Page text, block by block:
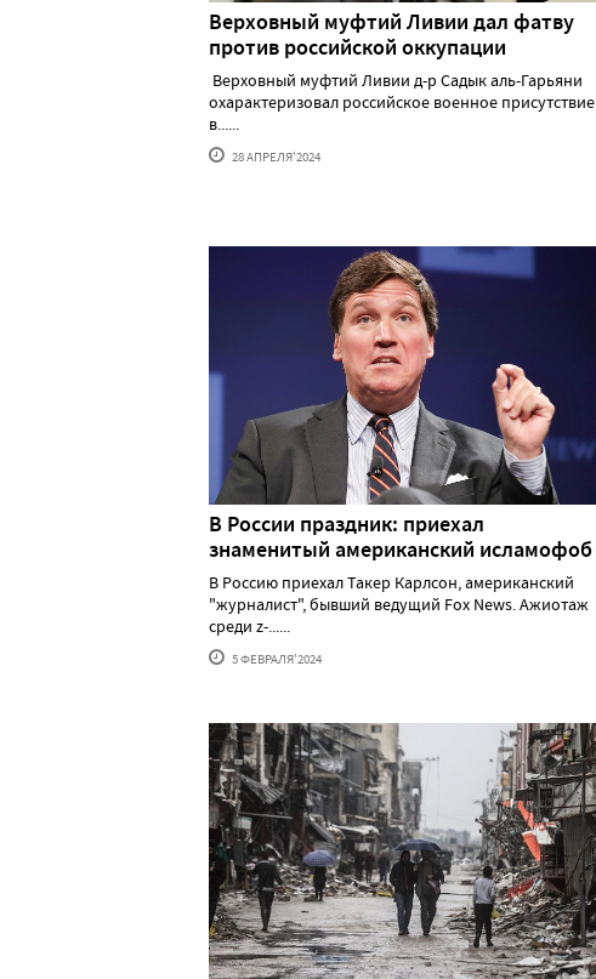
Верховный муфтий Ливии дал фатву
против российской оккупации
Верховный муфтий Ливии д-р Садык аль-Гарьяни
охарактеризовал российское военное присутствие
в......
28 АПРЕЛЯ'2024
В России праздник: приехал
знаменитый американский исламофоб
В Россию приехал Такер Карлсон, американский
"журналист", бывший ведущий Fox News. Ажиотаж
среди z-......
5 ФЕВРАЛЯ'2024